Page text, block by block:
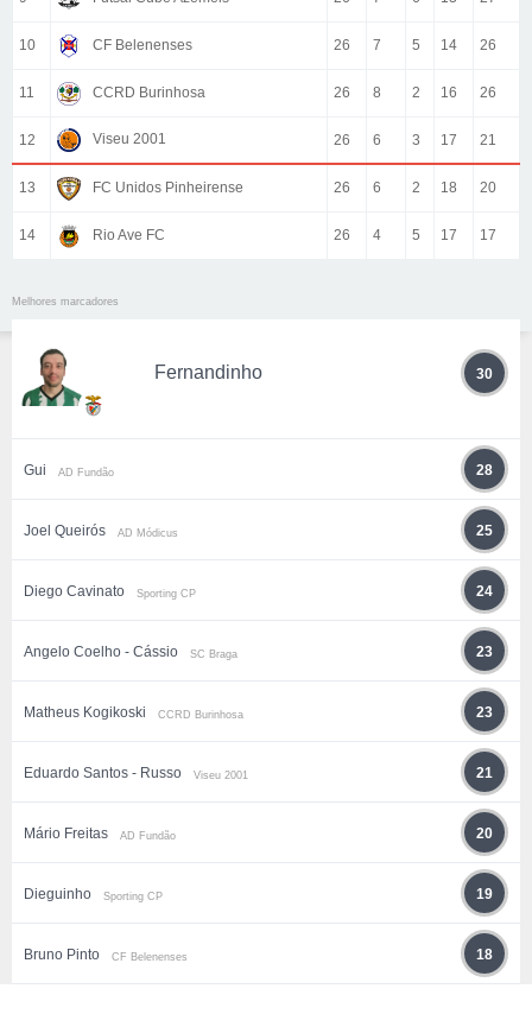
10 CF Belenenses 26 7 5 14 26
11 CCRD Burinhosa 26 8 2 16 26
12 Viseu 2001 26 6 3 17 21
13 FC Unidos Pinheirense 26 6 2 18 20
14 Rio Ave FC 26 4 5 17 17
Melhores marcadores
Fernandinho 30
Gui AD Fundão 28
Joel Queirós AD Módicus 25
Diego Cavinato Sporting CP 24
Angelo Coelho - Cássio SC Braga 23
Matheus Kogikoski CCRD Burinhosa 23
Eduardo Santos - Russo Viseu 2001 21
Mário Freitas AD Fundão 20
Dieguinho Sporting CP 19
Bruno Pinto CF Belenenses 18